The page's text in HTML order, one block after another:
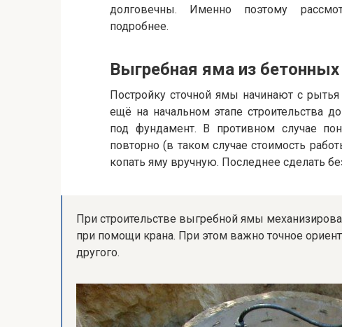
долговечны. Именно поэтому
подробнее.
Выгребная яма из
Постройку сточной ямы начинают с
ещё на начальном этапе строительства
под фундамент. В противном случае
повторно (в таком случае стоимость
копать яму вручную. Последнее сделать
При строительстве выгребной ямы
при помощи крана. При этом важно точное
другого.